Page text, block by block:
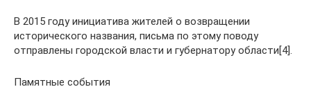
В 2015 году инициатива жителей о возвращении
исторического названия, письма по этому поводу
отправлены городской власти и губернатору области[4].
Памятные события